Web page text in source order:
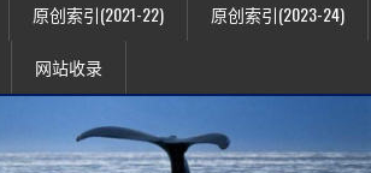
原创索引(2021-22) 原创索引(2023-24)
网站收录